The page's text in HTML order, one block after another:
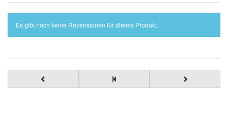
Es gibt noch keine Rezensionen für dieses Produkt.